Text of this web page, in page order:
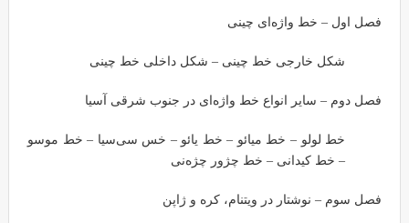
فصل اول – خط واژه‌ای چینی
شکل خارجی خط چینی – شکل داخلی خط چینی
فصل دوم – سایر انواع خط واژه‌ای در جنوب شرقی آسیا
خط لولو – خط میائو – خط یائو – خس سی‌سیا – خط موسو
– خط کیدانی – خط چژور چژه‌نی
فصل سوم – نوشتار در ویتنام، کره و ژاپن